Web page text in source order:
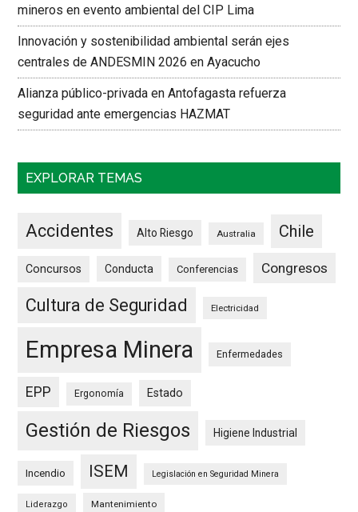
mineros en evento ambiental del CIP Lima
Innovación y sostenibilidad ambiental serán ejes
centrales de ANDESMIN 2026 en Ayacucho
Alianza público-privada en Antofagasta refuerza
seguridad ante emergencias HAZMAT
EXPLORAR TEMAS
Accidentes Alto Riesgo Australia Chile
Concursos Conducta Conferencias Congresos
Cultura de Seguridad Electricidad
Empresa Minera Enfermedades
EPP Ergonomía Estado
Gestión de Riesgos Higiene Industrial
Incendio ISEM Legislación en Seguridad Minera
Liderazgo Mantenimiento